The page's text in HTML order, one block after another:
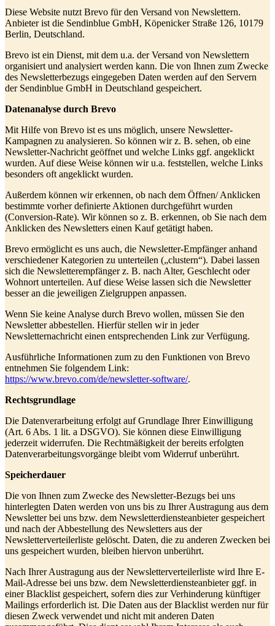
Diese Website nutzt Brevo für den Versand von Newslettern.
Anbieter ist die Sendinblue GmbH, Köpenicker Straße 126, 10179
Berlin, Deutschland.
Brevo ist ein Dienst, mit dem u.a. der Versand von Newslettern
organisiert und analysiert werden kann. Die von Ihnen zum Zwecke
des Newsletterbezugs eingegeben Daten werden auf den Servern
der Sendinblue GmbH in Deutschland gespeichert.
Datenanalyse durch Brevo
Mit Hilfe von Brevo ist es uns möglich, unsere Newsletter-
Kampagnen zu analysieren. So können wir z. B. sehen, ob eine
Newsletter-Nachricht geöffnet und welche Links ggf. angeklickt
wurden. Auf diese Weise können wir u.a. feststellen, welche Links
besonders oft angeklickt wurden.
Außerdem können wir erkennen, ob nach dem Öffnen/ Anklicken
bestimmte vorher definierte Aktionen durchgeführt wurden
(Conversion-Rate). Wir können so z. B. erkennen, ob Sie nach dem
Anklicken des Newsletters einen Kauf getätigt haben.
Brevo ermöglicht es uns auch, die Newsletter-Empfänger anhand
verschiedener Kategorien zu unterteilen („clustern“). Dabei lassen
sich die Newsletterempfänger z. B. nach Alter, Geschlecht oder
Wohnort unterteilen. Auf diese Weise lassen sich die Newsletter
besser an die jeweiligen Zielgruppen anpassen.
Wenn Sie keine Analyse durch Brevo wollen, müssen Sie den
Newsletter abbestellen. Hierfür stellen wir in jeder
Newsletternachricht einen entsprechenden Link zur Verfügung.
Ausführliche Informationen zum zu den Funktionen von Brevo
entnehmen Sie folgendem Link:
https://www.brevo.com/de/newsletter-software/.
Rechtsgrundlage
Die Datenverarbeitung erfolgt auf Grundlage Ihrer Einwilligung
(Art. 6 Abs. 1 lit. a DSGVO). Sie können diese Einwilligung
jederzeit widerrufen. Die Rechtmäßigkeit der bereits erfolgten
Datenverarbeitungsvorgänge bleibt vom Widerruf unberührt.
Speicherdauer
Die von Ihnen zum Zwecke des Newsletter-Bezugs bei uns
hinterlegten Daten werden von uns bis zu Ihrer Austragung aus dem
Newsletter bei uns bzw. dem Newsletterdiensteanbieter gespeichert
und nach der Abbestellung des Newsletters aus der
Newsletterverteilerliste gelöscht. Daten, die zu anderen Zwecken bei
uns gespeichert wurden, bleiben hiervon unberührt.
Nach Ihrer Austragung aus der Newsletterverteilerliste wird Ihre E-
Mail-Adresse bei uns bzw. dem Newsletterdiensteanbieter ggf. in
einer Blacklist gespeichert, sofern dies zur Verhinderung künftiger
Mailings erforderlich ist. Die Daten aus der Blacklist werden nur für
diesen Zweck verwendet und nicht mit anderen Daten